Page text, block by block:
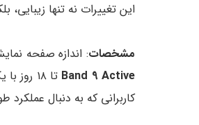
این تغییرات نه تنها زیبایی،
مشخصات: اندازه صفحه نمایش ۱.۴۷ اینچی حفظ شده، اما بزرگ‌ترین پیشرفت در بخش باتری است.
Band 9 Active
کاربرانی که به دنبال